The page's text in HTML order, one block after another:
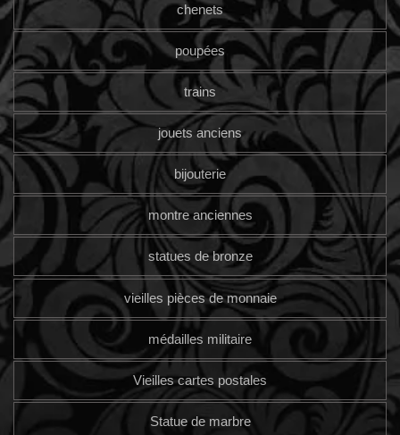
chenets
poupées
trains
jouets anciens
bijouterie
montre anciennes
statues de bronze
vieilles pièces de monnaie
médailles militaire
Vieilles cartes postales
Statue de marbre